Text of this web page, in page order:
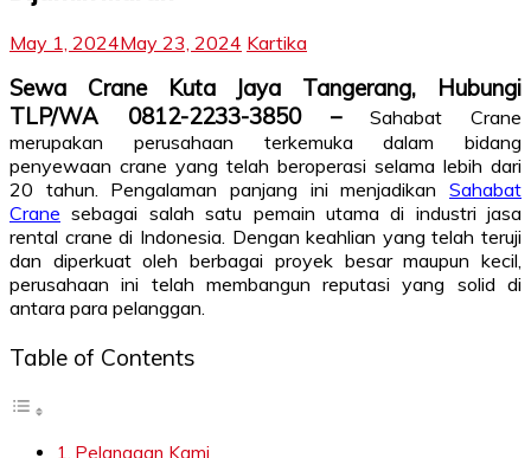
May 1, 2024May 23, 2024 Kartika
Sewa Crane Kuta Jaya Tangerang, Hubungi
TLP/WA 0812-2233-3850 –Sahabat Crane
merupakan perusahaan terkemuka dalam bidang
penyewaan crane yang telah beroperasi selama lebih dari
20 tahun. Pengalaman panjang ini menjadikan Sahabat
Crane sebagai salah satu pemain utama di industri jasa
rental crane di Indonesia. Dengan keahlian yang telah teruji
dan diperkuat oleh berbagai proyek besar maupun kecil,
perusahaan ini telah membangun reputasi yang solid di
antara para pelanggan.
Table of Contents
Pelanggan Kami